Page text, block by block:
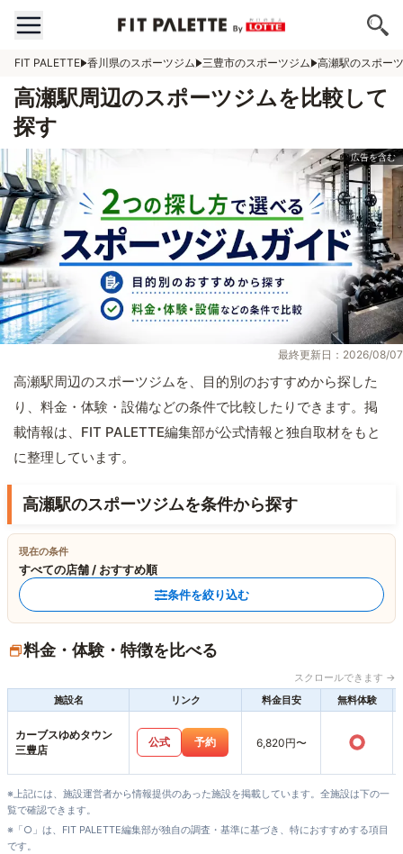
FIT PALETTE 香川県のスポーツジム 三豊市のスポーツジム 高瀬駅のスポー
高瀬駅周辺のスポーツジムを比較して
探す
最終更新日：2026/08/07
高瀬駅周辺のスポーツジムを、目的別のおすすめから探した
り、料金・体験・設備などの条件で比較したりできます。掲
載情報は、FIT PALETTE編集部が公式情報と独自取材をもと
に整理しています。
高瀬駅のスポーツジムを条件から探す
現在の条件
すべての店舗 / おすすめ順
条件を絞り込む
料金・体験・特徴を比べる
スクロールできます →
施設名
リンク 料金目安 無料体験
カーブスゆめタウン
三豊店
公式 予約 6,820円〜 ○
※上記には、施設運営者から情報提供のあった施設を掲載しています。全施設は下の一
覧で確認できます。
※「○」は、FIT PALETTE編集部が独自の調査・基準に基づき、特におすすめする項目
です。